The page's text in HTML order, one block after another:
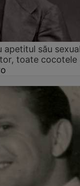
său
toate cocotele